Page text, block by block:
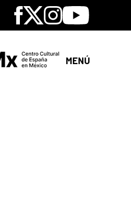
Facebook
X Instagram
Youtube
MENÚ